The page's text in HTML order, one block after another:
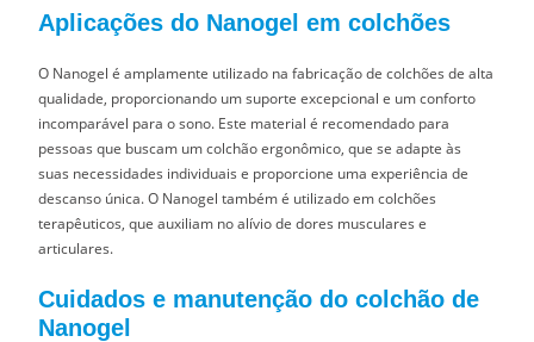
Aplicações do Nanogel em colchões
O Nanogel é amplamente utilizado na fabricação de colchões de alta
qualidade, proporcionando um suporte excepcional e um conforto
incomparável para o sono. Este material é recomendado para
pessoas que buscam um colchão ergonômico, que se adapte às
suas necessidades individuais e proporcione uma experiência de
descanso única. O Nanogel também é utilizado em colchões
terapêuticos, que auxiliam no alívio de dores musculares e
articulares.
Cuidados e manutenção do colchão de
Nanogel